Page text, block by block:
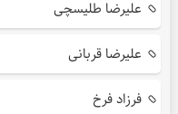
علیرضا طلیسچی
علیرضا قربانی
فرزاد فرخ